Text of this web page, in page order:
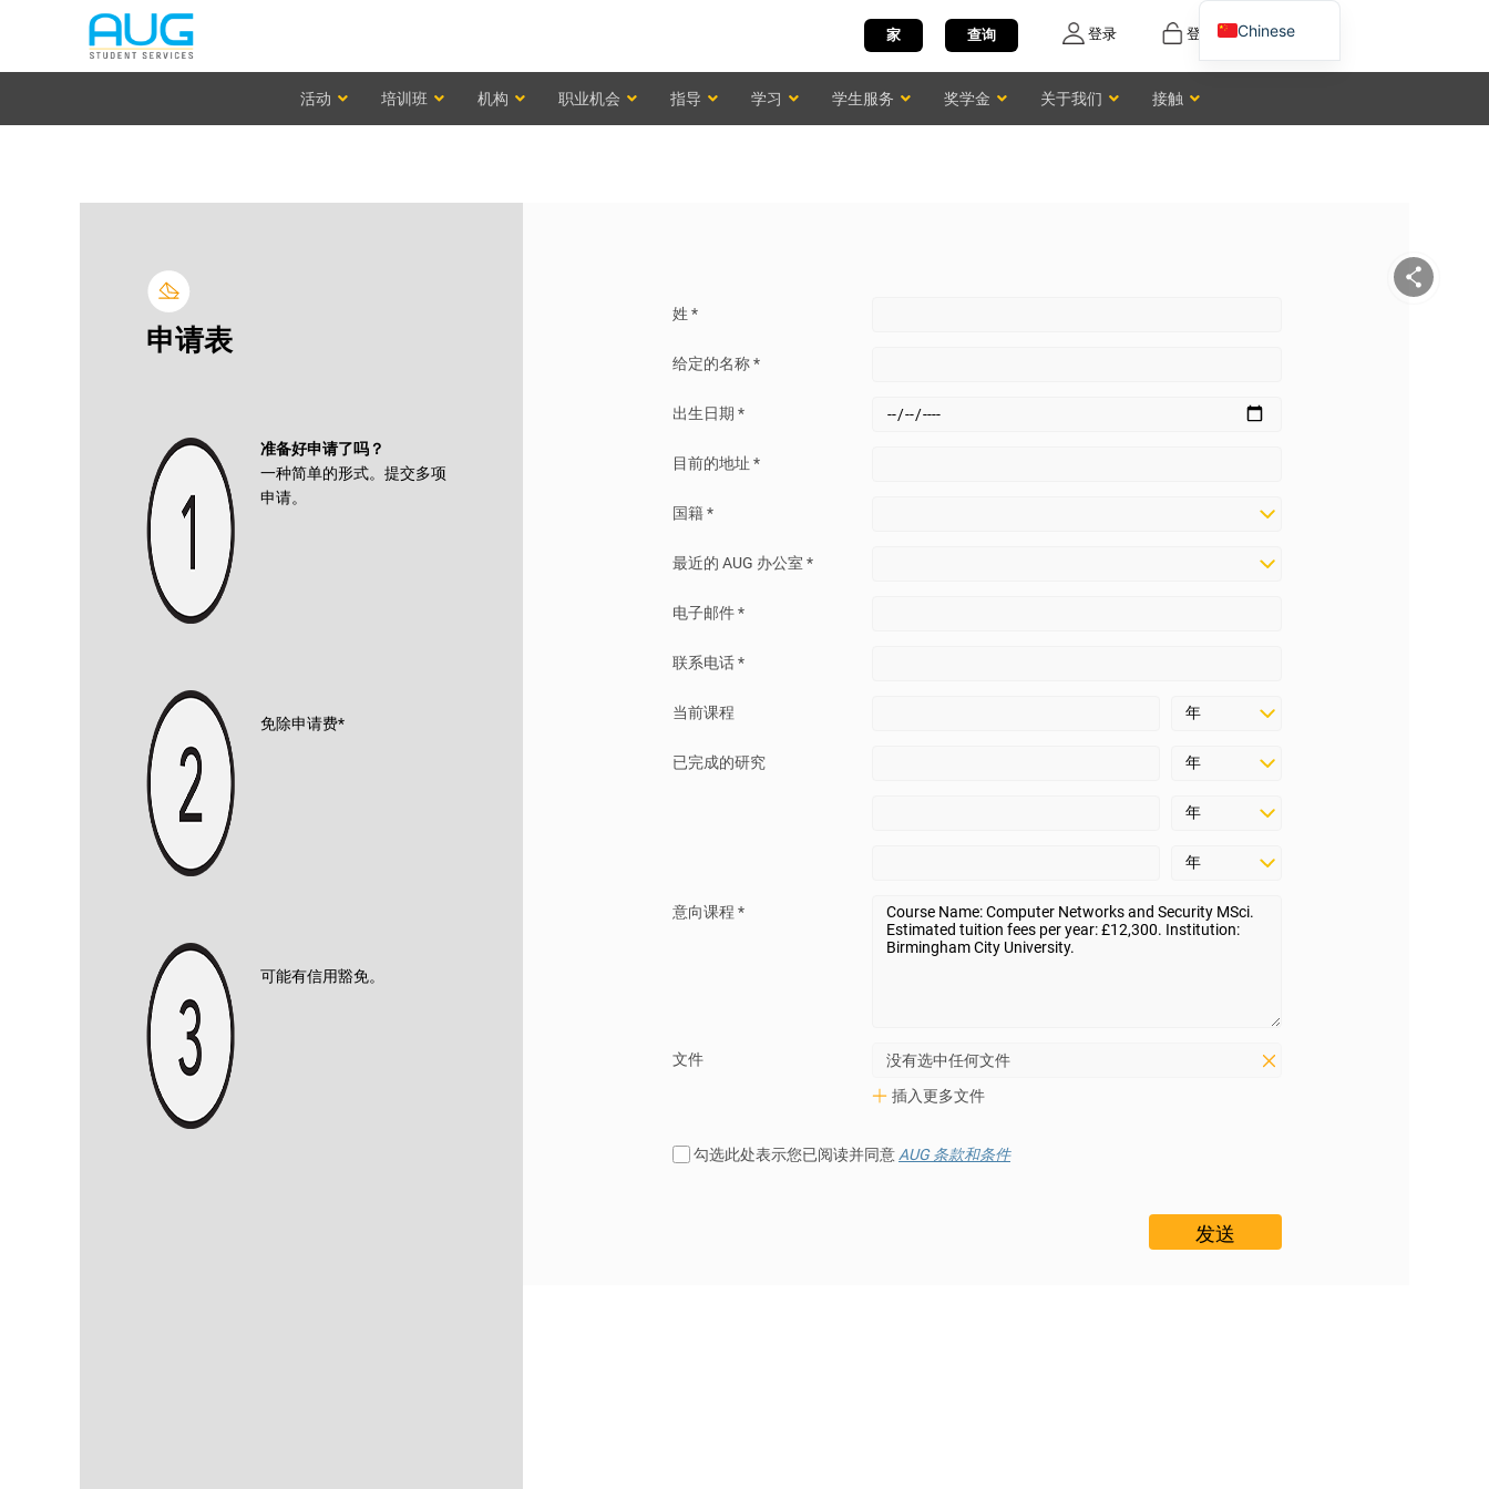
登记
登录
查询
家
活动 培训班 机构 职业机会 指导 学习 学生服务 奖学金 关于我们 接触
申请表
准备好申请了吗？
一种简单的形式。提交多项
申请。
免除申请费*
可能有信用豁免。
姓 *
给定的名称 *
出生日期 *
目前的地址 *
国籍 *
最近的 AUG 办公室 *
电子邮件 *
联系电话 *
当前课程
已完成的研究
意向课程 *
文件
没有选中任何文件
插入更多文件
勾选此处表示您已阅读并同意 AUG 条款和条件
Chinese